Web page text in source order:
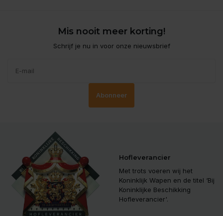
Mis nooit meer korting!
Schrijf je nu in voor onze nieuwsbrief
Abonneer
Hofleverancier
Met trots voeren wij het
Koninklijk Wapen en de titel ‘Bij
Koninklijke Beschikking
Hofleverancier'.